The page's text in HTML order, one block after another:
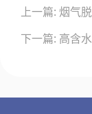
章
航
上一篇: 烟气
下一篇: 高含